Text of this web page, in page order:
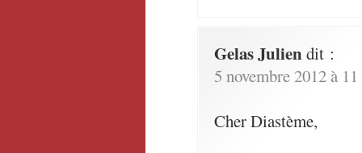
Gelas Juliendit :
5 novembre 2012 à
Cher Diastème,